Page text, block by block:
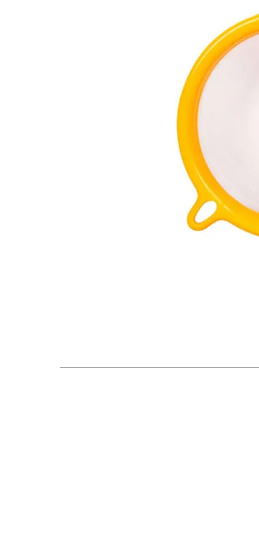
lácteos y refrigerados
cuidado del bebé
otros